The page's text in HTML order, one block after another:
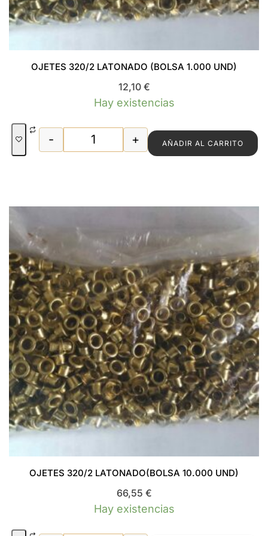
OJETES 320/2 LATONADO (BOLSA 1.000 UND)
12,10 €
Hay existencias
OJETES 320/2 LATONADO (BOLSA
- + AÑADIR AL CARRITO
OJETES 320/2 LATONADO(BOLSA 10.000 UND)
66,55 €
Hay existencias